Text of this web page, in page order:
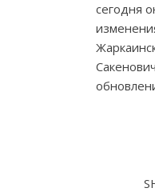
сегодня